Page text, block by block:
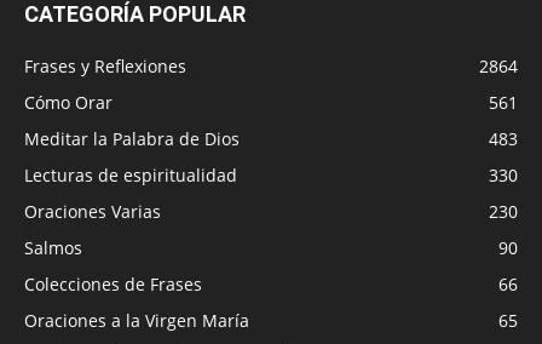
CATEGORÍA POPULAR
Frases y Reflexiones
2864
Cómo Orar
561
Meditar la Palabra de Dios
483
Lecturas de espiritualidad
330
Oraciones Varias
230
Salmos
90
Colecciones de Frases
66
Oraciones a la Virgen María
65